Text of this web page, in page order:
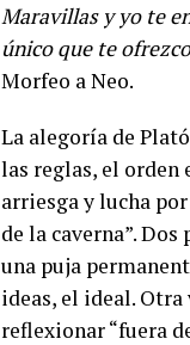
Maravillas y yo te
único que te
Morfeo a Neo.
La alegoría de
las reglas, el orden
arriesga y lucha
de la caverna”.
una puja
ideas, el ideal.
reflexionar “fuera